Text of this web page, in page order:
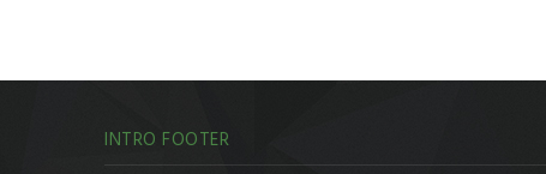
INTRO FOOTER